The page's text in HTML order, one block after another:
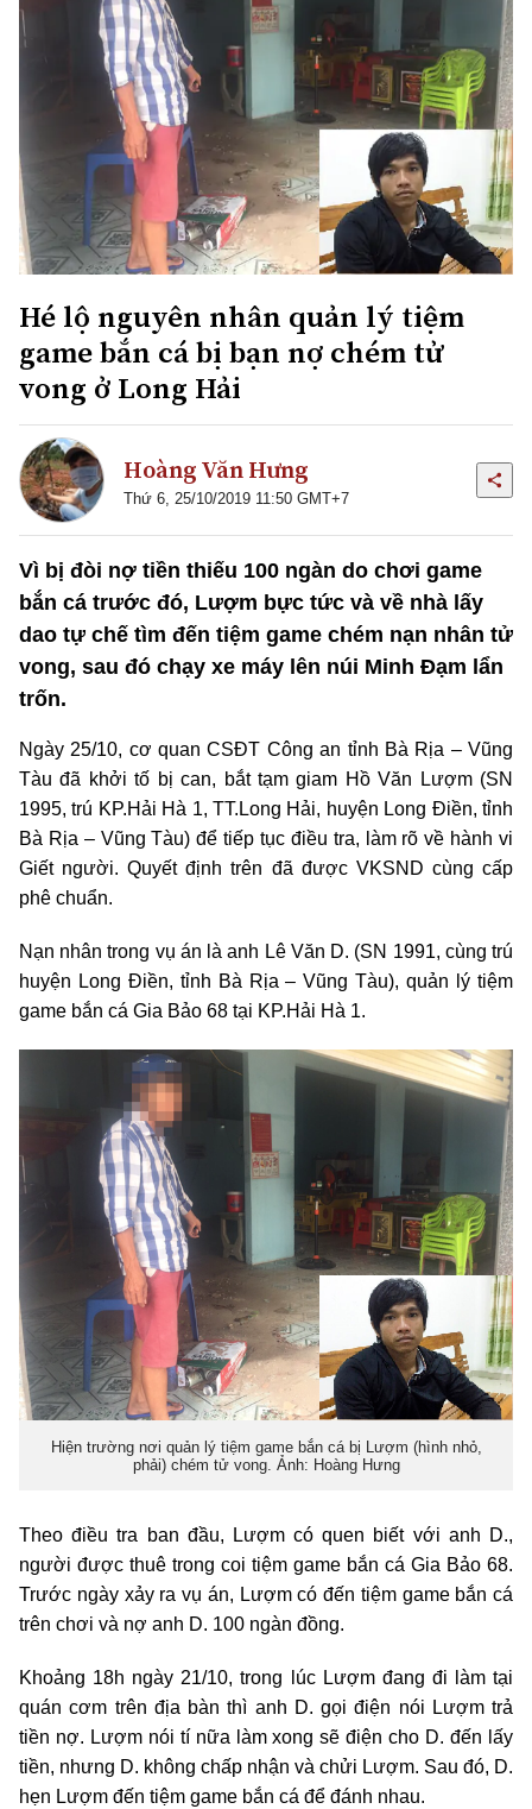
Hé lộ nguyên nhân quản lý tiệm
game bắn cá bị bạn nợ chém tử
vong ở Long Hải
Hoàng Văn Hưng
Thứ 6, 25/10/2019 11:50 GMT+7
Vì bị đòi nợ tiền thiếu 100 ngàn do chơi game
bắn cá trước đó, Lượm bực tức và về nhà lấy
dao tự chế tìm đến tiệm game chém nạn nhân tử
vong, sau đó chạy xe máy lên núi Minh Đạm lẩn
trốn.
Ngày 25/10, cơ quan CSĐT Công an tỉnh Bà Rịa – Vũng
Tàu đã khởi tố bị can, bắt tạm giam Hồ Văn Lượm (SN
1995, trú KP.Hải Hà 1, TT.Long Hải, huyện Long Điền, tỉnh
Bà Rịa – Vũng Tàu) để tiếp tục điều tra, làm rõ về hành vi
Giết người. Quyết định trên đã được VKSND cùng cấp
phê chuẩn.
Nạn nhân trong vụ án là anh Lê Văn D. (SN 1991, cùng trú
huyện Long Điền, tỉnh Bà Rịa – Vũng Tàu), quản lý tiệm
game bắn cá Gia Bảo 68 tại KP.Hải Hà 1.
Hiện trường nơi quản lý tiệm game bắn cá bị Lượm (hình nhỏ,
phải) chém tử vong. Ảnh: Hoàng Hưng
Theo điều tra ban đầu, Lượm có quen biết với anh D.,
người được thuê trong coi tiệm game bắn cá Gia Bảo 68.
Trước ngày xảy ra vụ án, Lượm có đến tiệm game bắn cá
trên chơi và nợ anh D. 100 ngàn đồng.
Khoảng 18h ngày 21/10, trong lúc Lượm đang đi làm tại
quán cơm trên địa bàn thì anh D. gọi điện nói Lượm trả
tiền nợ. Lượm nói tí nữa làm xong sẽ điện cho D. đến lấy
tiền, nhưng D. không chấp nhận và chửi Lượm. Sau đó, D.
hẹn Lượm đến tiệm game bắn cá để đánh nhau.